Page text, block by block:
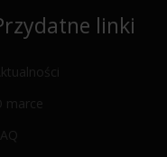
linki
marce